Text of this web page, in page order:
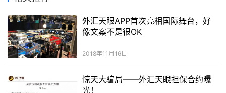
外汇天眼APP首次亮相国际舞台，好
像文案不是很OK
2018年11月16日
惊天大骗局——外汇天眼担保合约曝
光！